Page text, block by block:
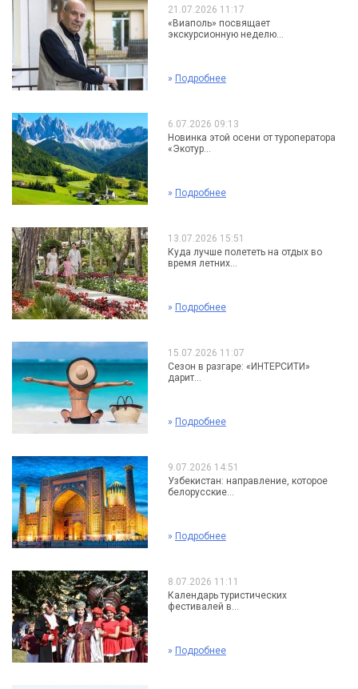
21.07.2026 11:17
«Виаполь» посвящает
экскурсионную неделю...
» Подробнее
6.07.2026 09:13
Новинка этой осени от туроператора
«Экотур...
» Подробнее
13.07.2026 15:51
Куда лучше полететь на отдых во
время летних...
» Подробнее
15.07.2026 11:07
Сезон в разгаре: «ИНТЕРСИТИ»
дарит...
» Подробнее
9.07.2026 14:51
Узбекистан: направление, которое
белорусские...
» Подробнее
8.07.2026 11:11
Календарь туристических
фестивалей в...
» Подробнее